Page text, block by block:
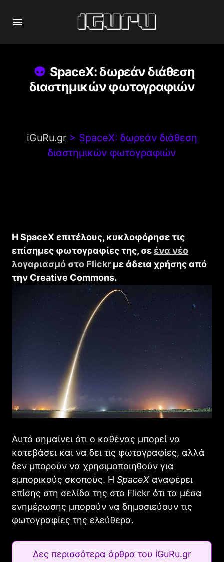
SpaceX: δωρεάν διάθεση
διαστημικών φωτογραφιών
iGuRu.gr> SpaceX: δωρεάν διάθεση
διαστημικών φωτογραφιών
H SpaceX επιτέλους, κυκλοφόρησε τις
επίσημες φωτογραφίες της, σεένα νέο
λογαριασμό στο Flickr με άδεια χρήσης από
την Creative Commons.
Αυτό σημαίνει ότι ο καθένας μπορεί να
κατεβάσει και να δει τις φωτογραφίες, αλλά
δεν μπορούν να χρησιμοποιηθούν για
εμπορικούς σκοπούς. Η SpaceX αναφέρει
επίσης στη σελίδα της στο Flickr ότι τα μέσα
ενημέρωσης μπορούν να δημοσιεύουν τις
φωτογραφίες της ελεύθερα.
Δες περισσότερα άρθρα του iGuRu.gr